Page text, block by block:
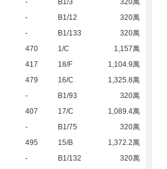
- B1/3
320萬
- B1/12
320萬
- B1/133
320萬
470 1/C
1,157萬
417 18/F
1,104.9萬
479 16/C
1,325.8萬
- B1/93
320萬
407 17/C
1,089.4萬
- B1/75
320萬
495 15/B
1,372.2萬
- B1/132
320萬